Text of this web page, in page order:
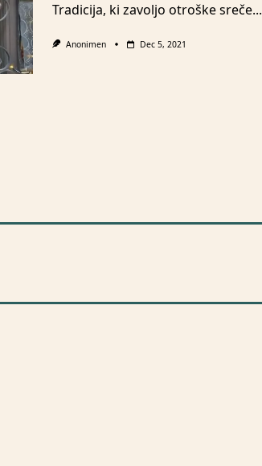
Tradicija, ki zavoljo otroške sreče...
Anonimen Dec 5, 2021